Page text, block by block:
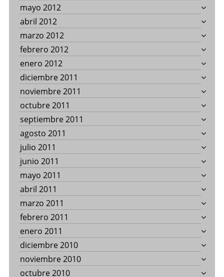
mayo 2012
abril 2012
marzo 2012
febrero 2012
enero 2012
diciembre 2011
noviembre 2011
octubre 2011
septiembre 2011
agosto 2011
julio 2011
junio 2011
mayo 2011
abril 2011
marzo 2011
febrero 2011
enero 2011
diciembre 2010
noviembre 2010
octubre 2010